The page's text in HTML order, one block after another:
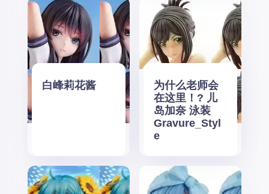
白峰莉花酱
为什么老师会
在这里！? 儿
岛加奈 泳装
Gravure_Styl
e